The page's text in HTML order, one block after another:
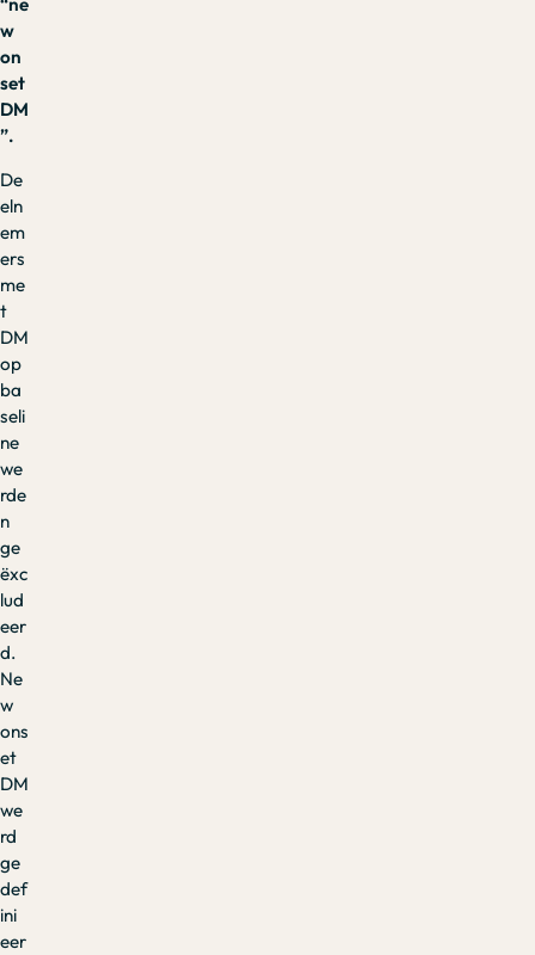
w
on
set
DM
”.
De
eln
em
ers
me
t
DM
op
ba
seli
ne
we
rde
n
ge
ëxc
lud
eer
d.
Ne
w
ons
et
DM
we
rd
ge
def
ini
eer